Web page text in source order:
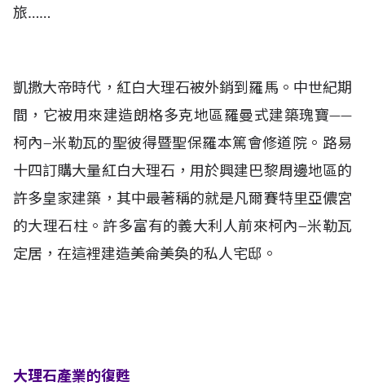
旅……
凱撒大帝時代，紅白大理石被外銷到羅馬。中世紀期
間，它被用來建造朗格多克地區羅曼式建築瑰寶——
柯內–米勒瓦的聖彼得暨聖保羅本篤會修道院。路易
十四訂購大量紅白大理石，用於興建巴黎周邊地區的
許多皇家建築，其中最著稱的就是凡爾賽特里亞儂宮
的大理石柱。許多富有的義大利人前來柯內–米勒瓦
定居，在這裡建造美侖美奐的私人宅邸。
大理石產業的復甦